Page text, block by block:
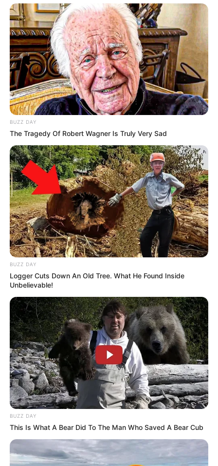
BUZZ DAY
The Tragedy Of Robert Wagner Is Truly Very Sad
BUZZ DAY
Logger Cuts Down An Old Tree. What He Found Inside
Unbelievable!
BUZZ DAY
This Is What A Bear Did To The Man Who Saved A Bear Cub